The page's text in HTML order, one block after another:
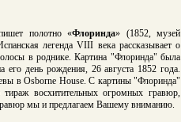
полотно «Флоринда» (1852, музей
легенда VIII века рассказывает о
в роднике.Картина "Флоринда" была
его день рождения, 26 августа 1852 года.
в Osborne House. С картины "Флоринда"
восхитительных огромных гравюр,
мы и предлагаем Вашему вниманию.